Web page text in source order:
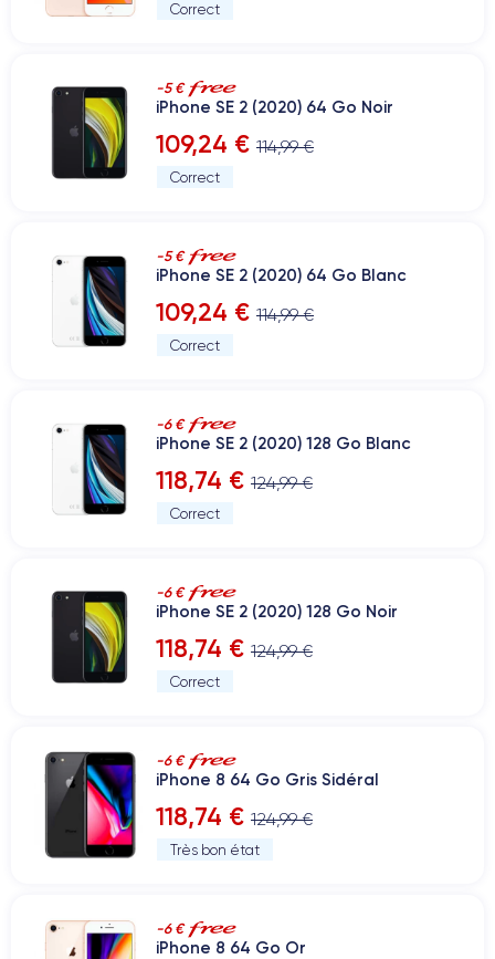
Correct
-5 €
iPhone SE 2 (2020) 64 Go Noir
109,24 € 114,99 €
Correct
-5 €
iPhone SE 2 (2020) 64 Go Blanc
109,24 € 114,99 €
Correct
-6 €
iPhone SE 2 (2020) 128 Go Blanc
118,74 € 124,99 €
Correct
-6 €
iPhone SE 2 (2020) 128 Go Noir
118,74 € 124,99 €
Correct
-6 €
iPhone 8 64 Go Gris Sidéral
118,74 € 124,99 €
Très bon état
-6 €
iPhone 8 64 Go Or